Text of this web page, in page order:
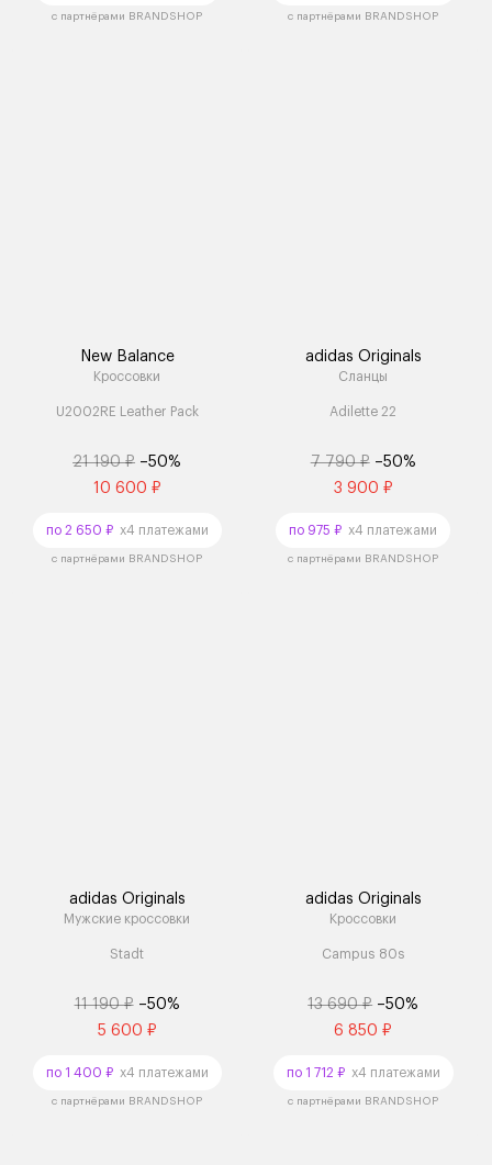
с партнёрами BRANDSHOP с партнёрами BRANDSHOP
New Balance
Кроссовки
U2002RE Leather Pack
21 190 ₽ –50%
10 600 ₽
по 2 650 ₽x4 платежами
с партнёрами BRANDSHOP
adidas Originals
Сланцы
Adilette 22
7 790 ₽ –50%
3 900 ₽
по 975 ₽ x4 платежами
с партнёрами BRANDSHOP
adidas Originals
Мужские кроссовки
Stadt
11 190 ₽ –50%
5 600 ₽
по 1 400 ₽x4 платежами
с партнёрами BRANDSHOP
adidas Originals
Кроссовки
Campus 80s
13 690 ₽ –50%
6 850 ₽
по 1 712 ₽x4 платежами
с партнёрами BRANDSHOP